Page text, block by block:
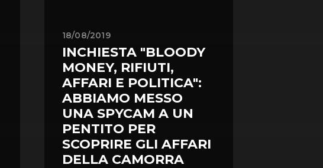
18/08/2019
INCHIESTA "BLOODY
MONEY, RIFIUTI,
AFFARI E POLITICA":
ABBIAMO MESSO
UNA SPYCAM A UN
PENTITO PER
SCOPRIRE GLI AFFARI
DELLA CAMORRA